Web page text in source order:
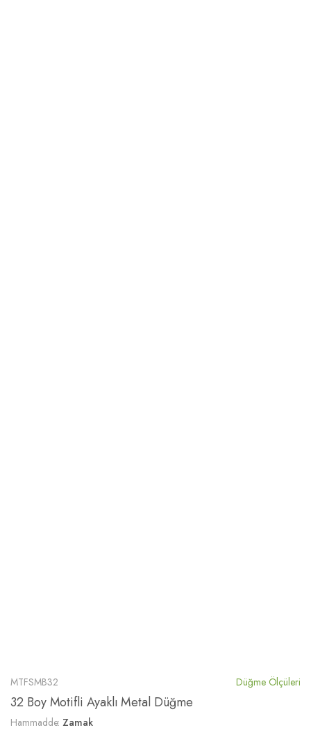
MTFSMB32 Düğme Ölçüleri
32 Boy Motifli Ayaklı Metal Düğme
Hammadde:Zamak